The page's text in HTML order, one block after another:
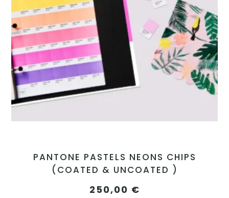
PANTONE PASTELS NEONS CHIPS
(COATED & UNCOATED )
250,00 €